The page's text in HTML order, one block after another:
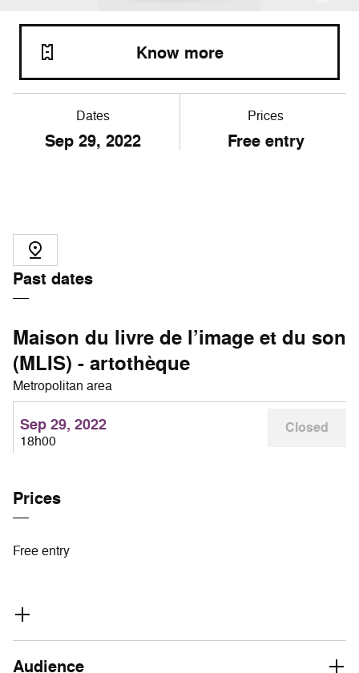
Dates
Sep29, 2022
Prices
Free entry
Know more
Past dates
Maison du livre de l’image et du son
(MLIS) - artothèque
Metropolitan area
Sep 29, 2022
18h00
Closed
Prices
Free entry
Audience